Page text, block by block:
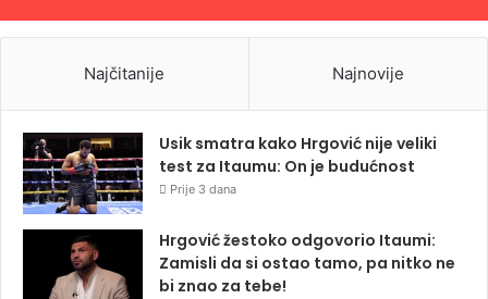
Najčitanije Najnovije
Usik smatra kako Hrgović nije veliki
test za Itaumu: On je budućnost
Prije 3 dana
Hrgović žestoko odgovorio Itaumi:
Zamisli da si ostao tamo, pa nitko ne
bi znao za tebe!